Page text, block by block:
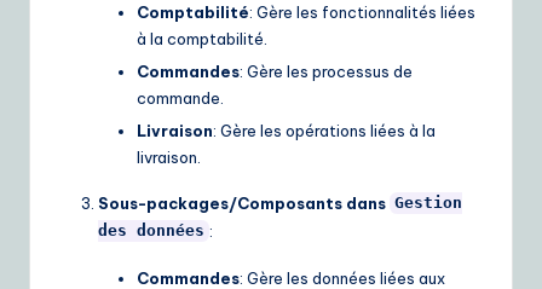
Comptabilité: Gère les fonctionnalités liées
à la comptabilité.
Commandes: Gère les processus de
commande.
Livraison: Gère les opérations liées à la
livraison.
Sous-packages/Composants dans Gestion
des données :
Commandes: Gère les données liées aux